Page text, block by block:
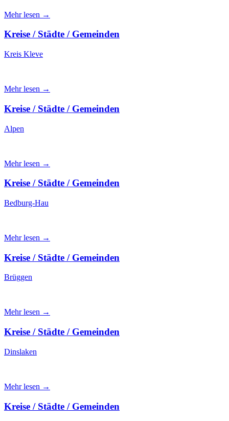
Mehr lesen →
Kreise / Städte / Gemeinden
Kreis Kleve
Mehr lesen →
Kreise / Städte / Gemeinden
Alpen
Mehr lesen →
Kreise / Städte / Gemeinden
Bedburg-Hau
Mehr lesen →
Kreise / Städte / Gemeinden
Brüggen
Mehr lesen →
Kreise / Städte / Gemeinden
Dinslaken
Mehr lesen →
Kreise / Städte / Gemeinden